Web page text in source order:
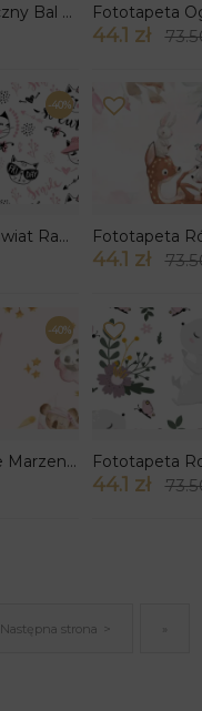
Fototapeta Magiczny Bal Maluszków Fototapeta
44.1 zł
-40%
Fototapeta Koci Świat Radości
44.1 zł
-40%
Fototapeta Senne Marzenia Zwierzątek
44.1 zł
Następna strona